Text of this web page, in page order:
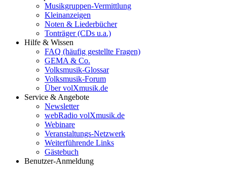
Musikgruppen-Vermittlung
Kleinanzeigen
Noten & Liederbücher
Tonträger (CDs u.a.)
Hilfe & Wissen
FAQ (häufig gestellte Fragen)
GEMA & Co.
Volksmusik-Glossar
Volksmusik-Forum
Über volXmusik.de
Service & Angebote
Newsletter
webRadio volXmusik.de
Webinare
Veranstaltungs-Netzwerk
Weiterführende Links
Gästebuch
Benutzer-Anmeldung